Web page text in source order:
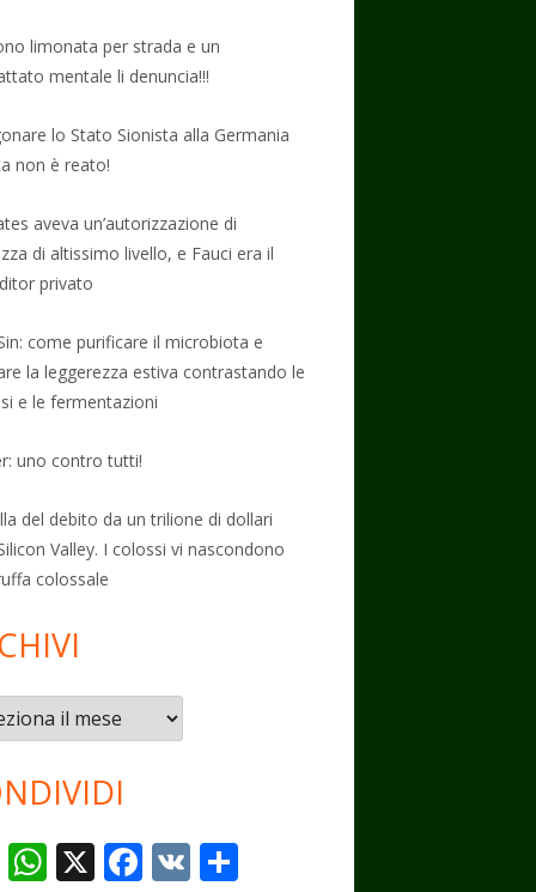
limonata per strada e un
mentale li denuncia!!!
lo Stato Sionista alla Germania
non è reato!
aveva un’autorizzazione di
di altissimo livello, e Fauci era il
privato
come purificare il microbiota e
la leggerezza estiva contrastando le
e le fermentazioni
uno contro tutti!
del debito da un trilione di dollari
Valley. I colossi vi nascondono
colossale
T W X F V